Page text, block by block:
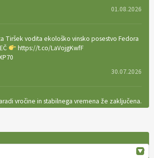
01.08.2026
Tiršek vodita ekološko vinsko posestvo Fedora
https://t.co/LaVojgKwfF
30.07.2026
vročine in stabilnega vremena že zaključena.
https://t.co/TtKoOF5ENS
Ameriške borovnice so odlična izbira za